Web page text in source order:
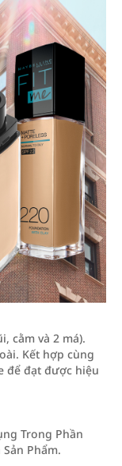
cằm và 2 má).
Kết hợp cùng
để đạt được hiệu
Trong Phần
Phẩm.